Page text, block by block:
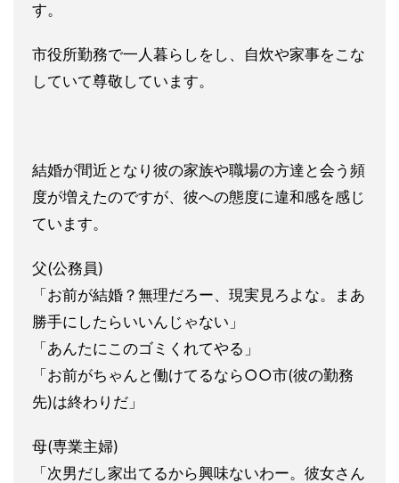
す。
市役所勤務で一人暮らしをし、自炊や家事をこな
していて尊敬しています。
結婚が間近となり彼の家族や職場の方達と会う頻
度が増えたのですが、彼への態度に違和感を感じ
ています。
父(公務員)
「お前が結婚？無理だろー、現実見ろよな。まあ
勝手にしたらいいんじゃない」
「あんたにこのゴミくれてやる」
「お前がちゃんと働けてるなら○○市(彼の勤務
先)は終わりだ」
母(専業主婦)
「次男だし家出てるから興味ないわー。彼女さん